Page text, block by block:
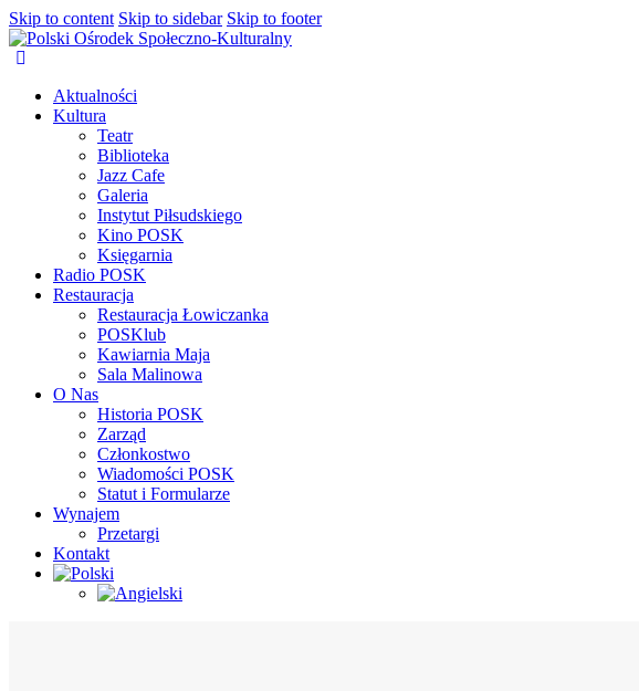
Skip to content Skip to sidebar Skip to footer
Aktualności
Kultura
Teatr
Biblioteka
Jazz Cafe
Galeria
Instytut Piłsudskiego
Kino POSK
Księgarnia
Radio POSK
Restauracja
Restauracja Łowiczanka
POSKlub
Kawiarnia Maja
Sala Malinowa
O Nas
Historia POSK
Zarząd
Członkostwo
Wiadomości POSK
Statut i Formularze
Wynajem
Przetargi
Kontakt